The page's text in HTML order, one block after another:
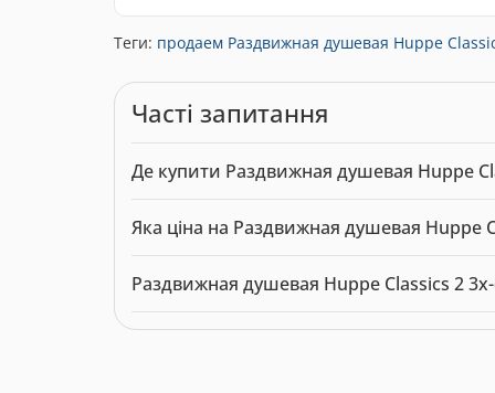
Теги: продаем Раздвижная душевая Huppe
Часті запитання
Де купити Раздвижная душевая Huppe
двері.
Яка ціна на Раздвижная душевая Huppe
Раздвижная душевая Huppe Classics 2
Модель: 10720. Категорія:Душові двері.